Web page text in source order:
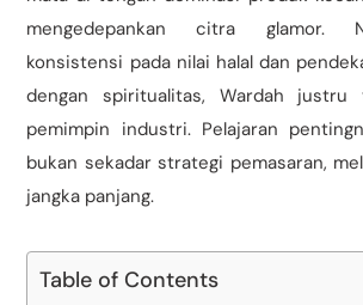
mengedepankan citra glamor.
konsistensi pada nilai halal dan
dengan spiritualitas, Wardah justru
pemimpin industri. Pelajaran
bukan sekadar strategi pemasaran,
jangka panjang.
Table of Contents